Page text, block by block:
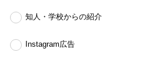
知人・学校からの紹介
Instagram広告